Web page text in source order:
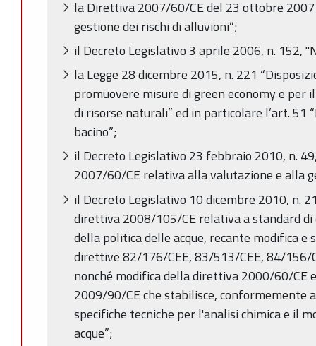
la Direttiva 2007/60/CE del 23 ottobre
gestione dei rischi di alluvioni”;
il Decreto Legislativo 3 aprile 2006, n. 152,
la Legge 28 dicembre 2015, n. 221
promuovere misure di green economy e per
di risorse naturali” ed in particolare l’art. 51
bacino”;
il Decreto Legislativo 23 febbraio 2010, n.
2007/60/CE relativa alla valutazione e alla
il Decreto Legislativo 10 dicembre 2010, n.
direttiva 2008/105/CE relativa a standard
della politica delle acque, recante modifica e
direttive 82/176/CEE, 83/513/CEE, 84/156/
nonché modifica della direttiva 2000/60/CE
2009/90/CE che stabilisce, conformemente
specifiche tecniche per l'analisi chimica e il
acque”;